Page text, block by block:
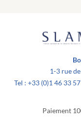
1-3 rue
Tel : +33 (0)1 46 33
Paiement